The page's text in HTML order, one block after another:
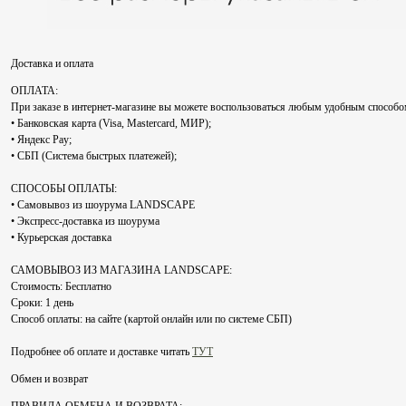
Доставка и оплата
ОПЛАТА:
При заказе в интернет-магазине вы можете воспользоваться любым удобным
• Банковская карта (Visa, Mastercard, МИР);
• Яндекс Pay;
• СБП (Система быстрых платежей);
СПОСОБЫ ОПЛАТЫ:
• Самовывоз из шоурума LANDSCAPE
• Экспресс-доставка из шоурума
• Курьерская доставка
САМОВЫВОЗ ИЗ МАГАЗИНА LANDSCAPE:
Стоимость: Бесплатно
Сроки: 1 день
Способ оплаты: на сайте (картой онлайн или по системе СБП)
Подробнее об оплате и доставке читать ТУТ
Обмен и возврат